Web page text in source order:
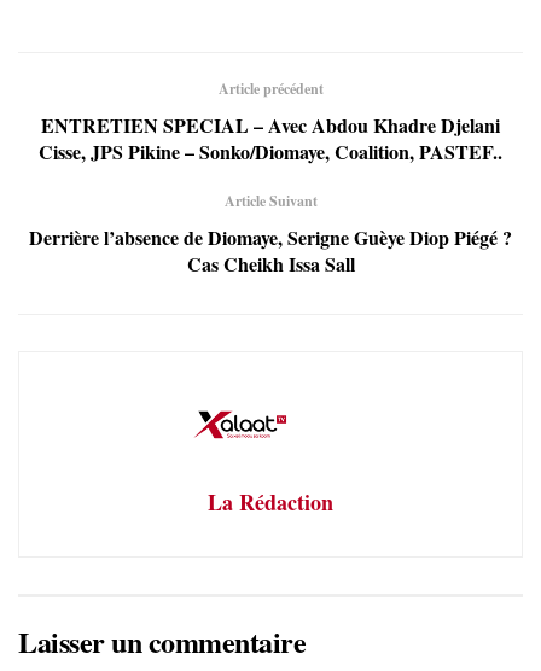
Article précédent
ENTRETIEN SPECIAL – Avec Abdou Khadre Djelani
Cisse, JPS Pikine – Sonko/Diomaye, Coalition, PASTEF..
Article Suivant
Derrière l’absence de Diomaye, Serigne Guèye Diop Piégé ?
Cas Cheikh Issa Sall
La Rédaction
Laisser un commentaire